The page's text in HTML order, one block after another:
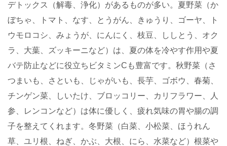
デトックス（解毒、浄化）があるものが多い。夏野菜（か
ぼちゃ、トマト、なす、とうがん、きゅうり、ゴーヤ、ト
ウモロコシ、みょうが、にんにく、枝豆、ししとう、オク
ラ、大葉、ズッキーニなど）は、夏の体を冷やす作用や夏
バテ防止などに役立ちビタミンCも豊富です。秋野菜（さ
つまいも、さといも、じゃがいも、長芋、ゴボウ、春菊、
チンゲン菜、しいたけ、ブロッコリー、カリフラワー、人
参、レンコンなど）は体に優しく、疲れ気味の胃や腸の調
子を整えてくれます。冬野菜（白菜、小松菜、ほうれん
草、ユリ根、ねぎ、かぶ、大根、にら、水菜など）根菜や